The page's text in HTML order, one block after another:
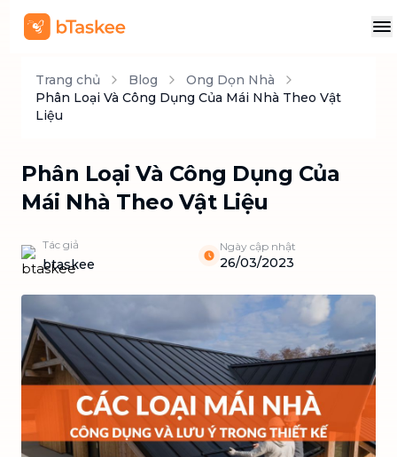
Trang chủ Blog
Ong Dọn Nhà
Phân Loại Và Công Dụng Của Mái Nhà Theo Vật
Liệu
Phân Loại Và Công Dụng Của
Mái Nhà Theo Vật Liệu
Tác giả
btaskee
Ngày cập nhật
26/03/2023